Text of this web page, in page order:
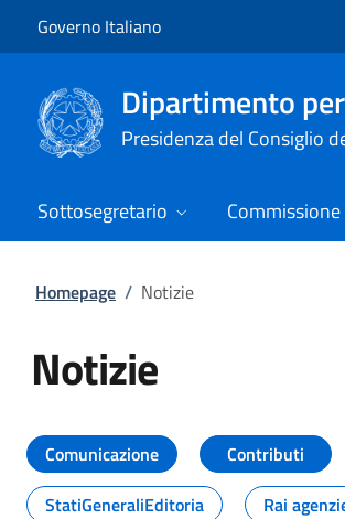
Governo Italiano
Dipartimento
Presidenza del Consiglio
Sottosegretario
Homepage / Notizie
Notizie
Tutti i contenuti della
Comunicazione Contributi
StatiGeneraliEditoria
Rai